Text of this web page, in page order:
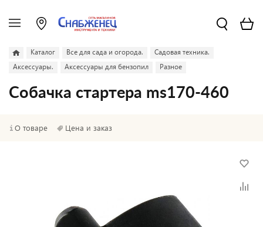
Каталог Все для сада и огорода.
Садовая техника.
Аксессуары.
Аксессуары для бензопил Разное
Собачка стартера ms170-460
О товаре Цена и заказ